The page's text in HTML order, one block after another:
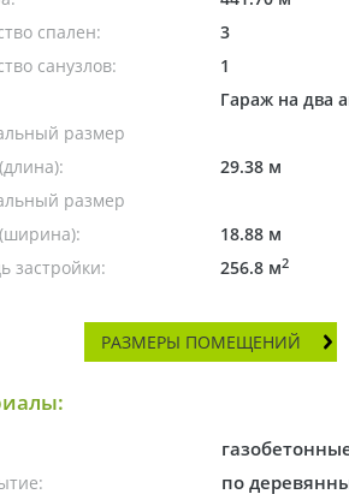
спален:
3
санузлов:
1
Гараж на два
размер
29.38 м
размер
18.88 м
застройки:
256.8 м2
РАЗМЕРЫ ПОМЕЩЕНИЙ
по